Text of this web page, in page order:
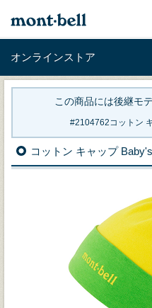
オンラインストア
この商品には後継モ
2104762コットン
コットン キャップ Baby's